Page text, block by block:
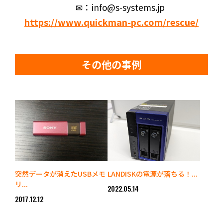
✉：info@s-systems.jp
https://www.quickman-pc.com/rescue/
その他の事例
突然データが消えたUSBメモ
リ...
2017.12.12
LANDISKの電源が落ちる！...
2022.05.14